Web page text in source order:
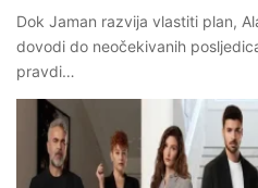
Dok Jaman razvija vlastiti plan,
dovodi do neočekivanih
pravdi…